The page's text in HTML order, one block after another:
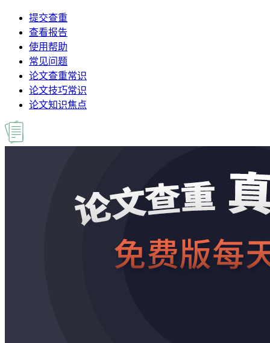
提交查重
查看报告
使用帮助
常见问题
论文查重常识
论文技巧常识
论文知识焦点